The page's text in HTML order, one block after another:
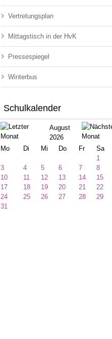
Vertretungsplan
Mittagstisch in der HvK
Pressespiegel
Winterbus
Schulkalender
August
2026
Mo
Di Mi Do Fr Sa
1
3
4 5 6 7 8
10
11 12 13 14 15
17
18 19 20 21 22
24
25 26 27 28 29
31